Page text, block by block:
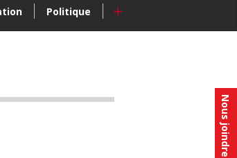
Nous joindre
Politique +